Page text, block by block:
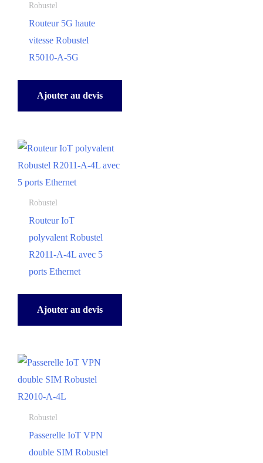
Robustel
Routeur 5G haute
vitesse Robustel
R5010-A-5G
Ajouter au devis
Robustel
Routeur IoT
polyvalent Robustel
R2011-A-4L avec 5
ports Ethernet
Ajouter au devis
Robustel
Passerelle IoT VPN
double SIM Robustel